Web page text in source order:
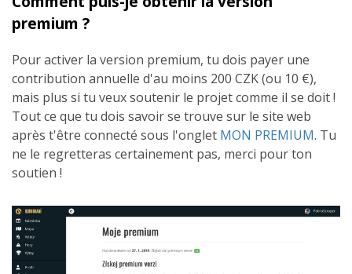
premium ?
Pour activer la version premium, tu dois payer une
contribution annuelle d'au moins 200 CZK (ou 10 €),
mais plus si tu veux soutenir le projet comme il se doit !
Tout ce que tu dois savoir se trouve sur le site web
après t'être connecté sous l'onglet MON PREMIUM. Tu
ne le regretteras certainement pas, merci pour ton
soutien !